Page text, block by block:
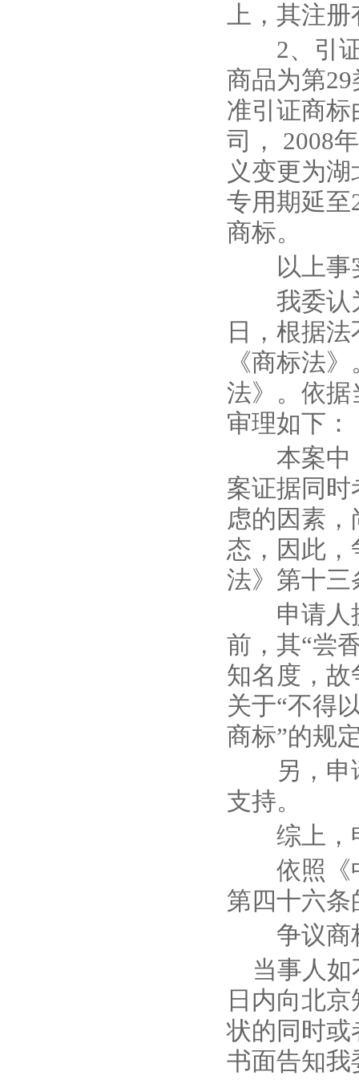
上，其注册
2、引
商品为第29
准引证商
司，
2008年
义变更为
专用期延至
商标。
以上事实
我委认为
日，根据
《商标法
法》。依据
审理如下：
本案中，
案证据同
虑的因素
态，因此
法》第十三
申请人提
前，其“尝
知名度，
关于“不得
商标”的规
另，申请
支持。
综上，申
依照《中
第四十六
争议商
当事人
日内向北
状的同时或
书面告知我